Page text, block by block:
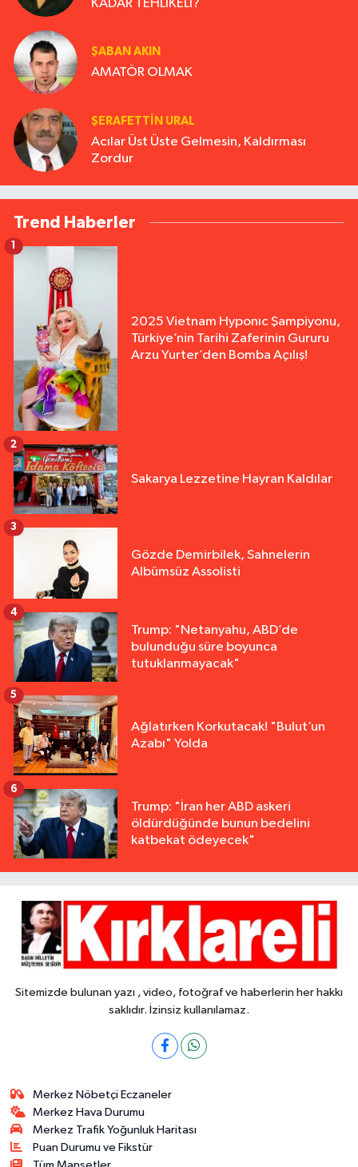
KADAR TEHLİKELİ?
ŞABAN AKIN
AMATÖR OLMAK
ŞERAFETTIN URAL
Acılar Üst Üste Gelmesin, Kaldırması
Zordur
Trend Haberler
2025 Vietnam Hyponıc Şampiyonu,
Türkiye’nin Tarihi Zaferinin Gururu
Arzu Yurter’den Bomba Açılış!
1
Sakarya Lezzetine Hayran Kaldılar
2
Gözde Demirbilek, Sahnelerin
Albümsüz Assolisti
3
Trump: "Netanyahu, ABD’de
bulunduğu süre boyunca
tutuklanmayacak"
4
Ağlatırken Korkutacak! "Bulut’un
Azabı" Yolda
5
Trump: "İran her ABD askeri
öldürdüğünde bunun bedelini
katbekat ödeyecek"
6
Sitemizde bulunan yazı , video, fotoğraf ve haberlerin her hakkı
saklıdır. İzinsiz kullanılamaz.
Merkez Nöbetçi Eczaneler
Merkez Hava Durumu
Merkez Trafik Yoğunluk Haritası
Puan Durumu ve Fikstür